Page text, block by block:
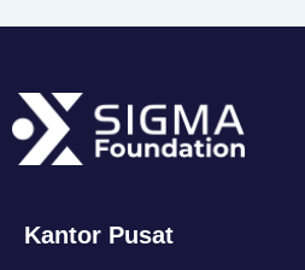
Kantor Pusat